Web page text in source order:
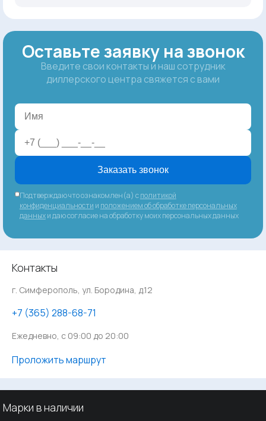
Оставьте заявку на звонок
Введите свои контакты и наш сотрудник
диллерского центра свяжется с вами
Заказать звонок
Подтверждаю что ознакомлен(а) сполитикой
конфиденциальности и положением об обработке персональных
данныхи даю согласие на обработку моих персональных данных
Контакты
г. Симферополь, ул. Бородина, д.12
‪+7 (365) 288-68-71
Ежедневно, с 09:00 до 20:00
Проложить маршрут
Марки в наличии